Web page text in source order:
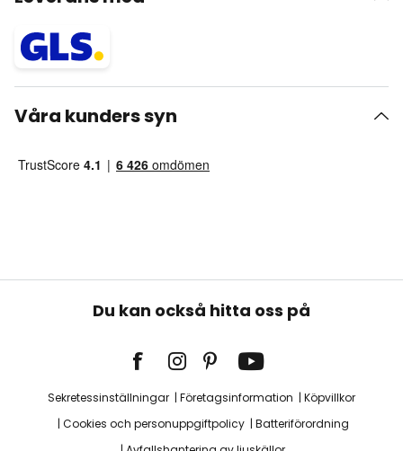
Våra kunders syn
Du kan också hitta oss på
Sekretessinställningar Företagsinformation
Köpvillkor
Cookies och personuppgiftpolicy
Batteriförordning